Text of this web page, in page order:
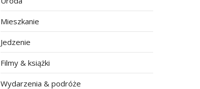
Mieszkanie
Jedzenie
Filmy & książki
Wydarzenia & podróże